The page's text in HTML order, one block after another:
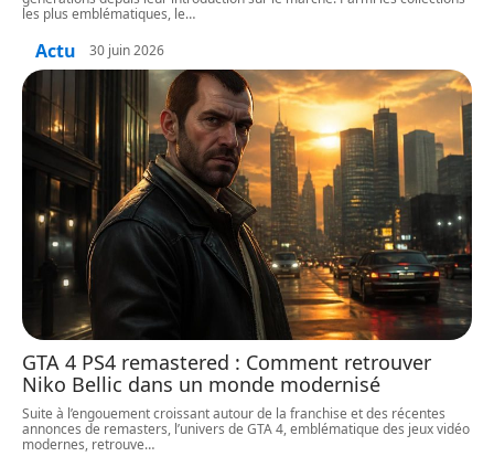
les plus emblématiques, le…
Actu 30 juin 2026
GTA 4 PS4 remastered : Comment retrouver
Niko Bellic dans un monde modernisé
Suite à l’engouement croissant autour de la franchise et des récentes
annonces de remasters, l’univers de GTA 4, emblématique des jeux vidéo
modernes, retrouve…